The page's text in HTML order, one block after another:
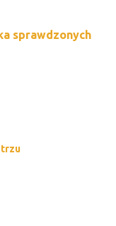
sprawdzonych